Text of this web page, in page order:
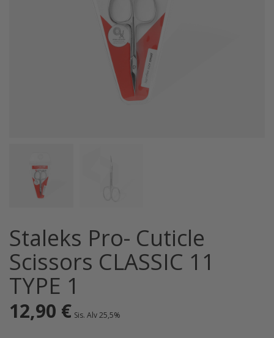
Staleks Pro- Cuticle
Scissors CLASSIC 11
TYPE 1
12,90 € Sis. Alv 25,5%